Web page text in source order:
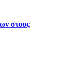
στους